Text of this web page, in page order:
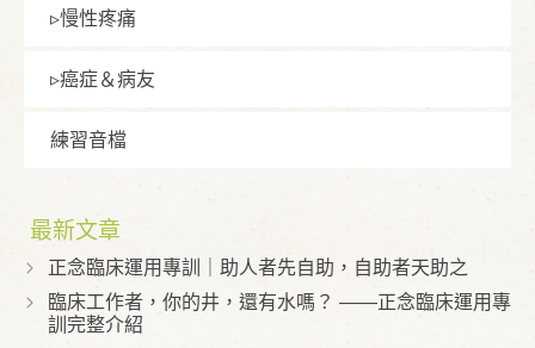
▹慢性疼痛
▹癌症＆病友
練習⾳檔
最新文章
正念臨床運用專訓｜助人者先自助，自助者天助之
臨床工作者，你的井，還有水嗎？ ——正念臨床運用專
訓完整介紹